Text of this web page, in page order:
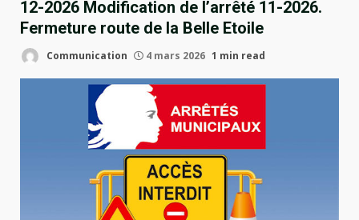
12-2026 Modification de l’arrêté 11-2026.
Fermeture route de la Belle Etoile
Communication 4 mars 2026 1 min read